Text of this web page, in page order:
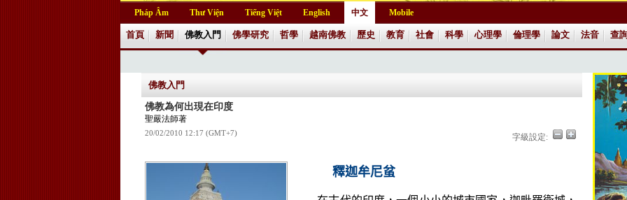
Pháp Âm Thư Viện Tiếng Việt English 中文 Mobile
首頁 新聞 佛教入門 佛學研究 哲學 越南佛教 歷史 教育 社會 科學 心理學 倫理學 論文 法音 查
佛教入門
佛教為何出現在印度
聖嚴法師著
20/02/2010 12:17 (GMT+7) 字級設定:
釋迦牟尼蚠